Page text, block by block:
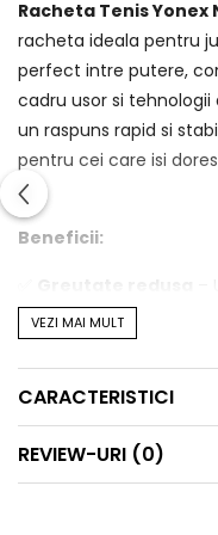
Racheta Tenis Yonex
racheta ideala pentru
perfect intre putere,
cadru usor si
un raspuns rapid si
pentru cei care isi
Beneficii:
rapide si precise.
✅Tehnologie Liner
mareste zona de
✅M40X Graphite
imbunatatita in zona
✅Vibration
VEZI MAI MULT
CARACTERISTICI
REVIEW-URI (0)